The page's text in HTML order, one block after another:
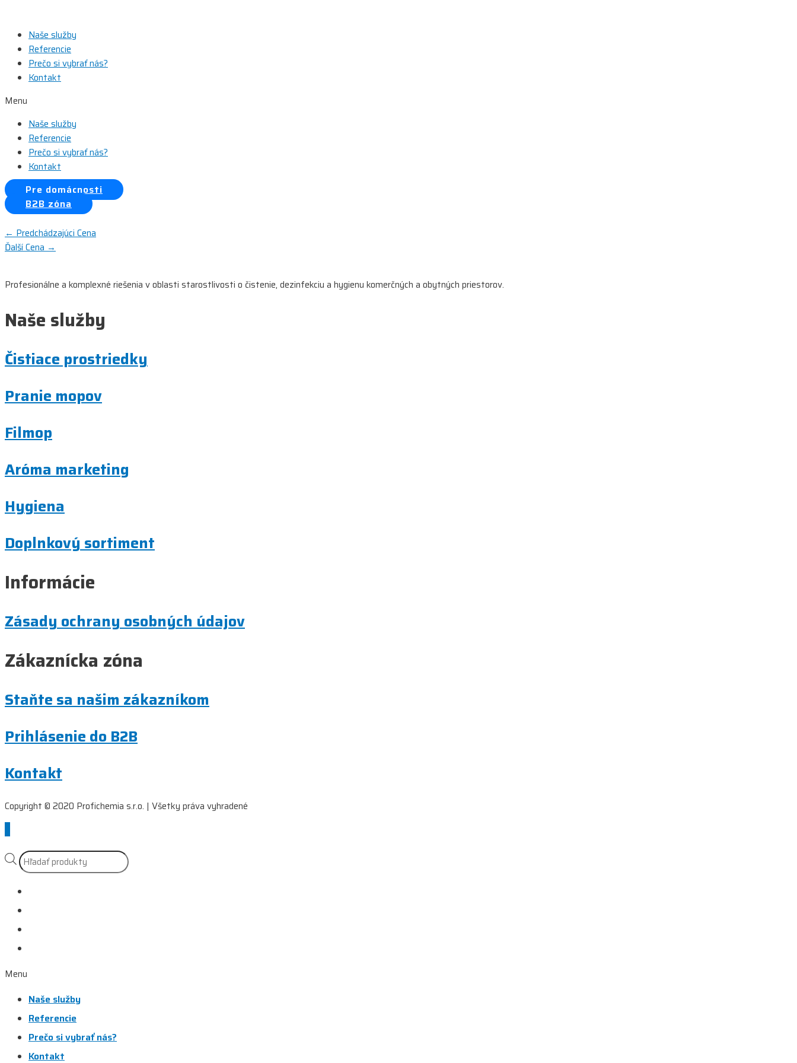
obsah Naše služby
Referencie
Prečo si vybrať nás?
Kontakt
Menu
Naše služby
Referencie
Prečo si vybrať nás?
Kontakt
Pre domácnosti
B2B zóna
Navigácia
článku
←Predchádzajúci Cena
Ďalší Cena→
Profesionálne a komplexné riešenia v oblasti starostlivosti o čistenie, dezinfekciu a hygienu komerčných a obytných priestorov.
Naše služby
Čistiace prostriedky
Pranie mopov
Filmop
Aróma marketing
Hygiena
Doplnkový sortiment
Informácie
Zásady ochrany osobných údajov
Zákaznícka zóna
Staňte sa našim zákazníkom
Prihlásenie do B2B
Kontakt
Copyright © 2020 Profichemia s.r.o. | Všetky práva vyhradené
TopProducts
search
Menu
Naše služby
Referencie
Prečo si vybrať nás?
Kontakt